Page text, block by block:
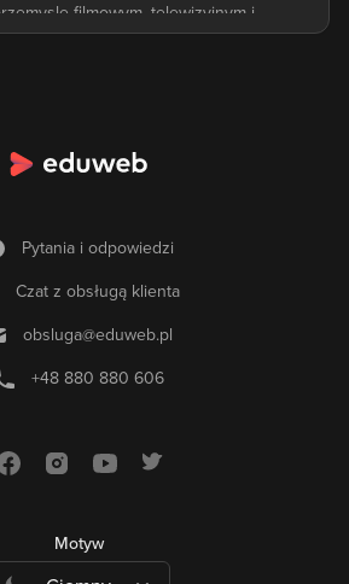
filmowym, telewizyjnym i
Dzieki swoim zaawansowanym
sie z lekcji wideo, które krok po kroku
montazu i edycji wideo. Po
kursom Premiere Pro online
ciesza sie coraz wieksza
pozwalaja na elastyczna nauke
wzgledu na to, czy jestes
w branzy wideo, czy dopiero
codziennych obowiazków.
oferuja równiez mozliwosc powtarzania
Pytania i odpowiedzi
Czat z obsługą klienta
obsluga@eduweb.pl
+48 880 880 606
Motyw